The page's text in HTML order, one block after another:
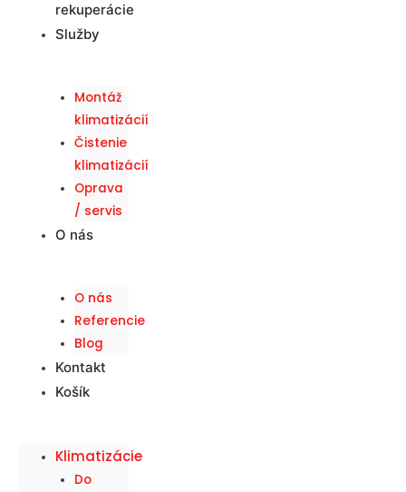
rekuperácie
Služby
Montáž
klimatizácií
Čistenie
klimatizácií
Oprava
/ servis
O nás
O nás
Referencie
Blog
Kontakt
Košík
Klimatizácie
Do